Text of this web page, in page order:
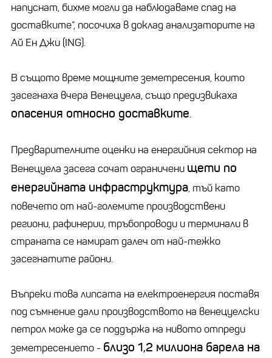
напуснат, бихме могли да наблюдаваме спад на
доставките“, посочиха в доклад анализаторите на
Ай Ен Джи (ING).
В същото време мощните земетресения, които
засегнаха вчера Венецуела, също предизвикаха
опасения относно доставките.
Предварителните оценки на енергийния сектор на
Венецуела засега сочат ограничени щети по
енергийната инфраструктура, тъй като
повечето от най-големите производствени
региони, рафинерии, тръбопроводи и терминали в
страната се намират далеч от най-тежко
засегнатите райони.
Въпреки това липсата на електроенергия поставя
под съмнение дали производството на венецуелски
петрол може да се поддържа на нивото отпреди
земетресението - близо 1,2 милиона барела на